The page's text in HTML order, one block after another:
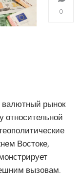
0
валютный рынок
относительной
Востоке,
вызовам.